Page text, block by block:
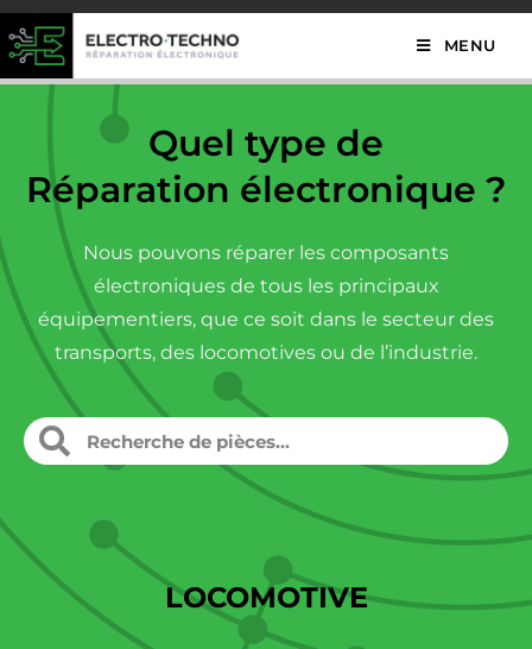
MENU
Quel type de
Réparation électronique ?
Nous pouvons réparer les composants
électroniques de tous les principaux
équipementiers, que ce soit dans le secteur des
transports, des locomotives ou de l’industrie.
LOCOMOTIVE